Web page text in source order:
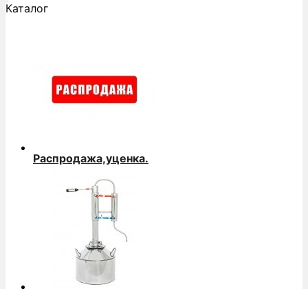
Каталог
Распродажа,уценка.